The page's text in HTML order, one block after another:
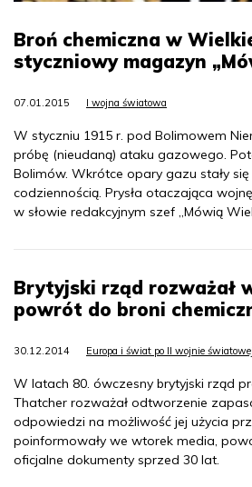
Broń chemiczna w
styczniowy magazyn
07.01.2015 I wojna światowa
W styczniu 1915 r. pod Bolimowem
próbę (nieudaną) ataku gazowego.
Bolimów. Wkrótce opary gazu stały
codziennością. Prysła otaczająca
w słowie redakcyjnym szef „Mówią
Brytyjski rząd rozważał
powrót do broni
30.12.2014 Europa i świat po II wojnie światowej
W latach 80. ówczesny brytyjski rząd
Thatcher rozważał odtworzenie
odpowiedzi na możliwość jej użycia
poinformowały we wtorek media,
oficjalne dokumenty sprzed 30 lat.